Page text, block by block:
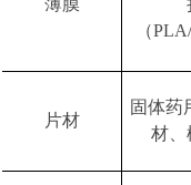
薄膜
（
片材
固体药
材、